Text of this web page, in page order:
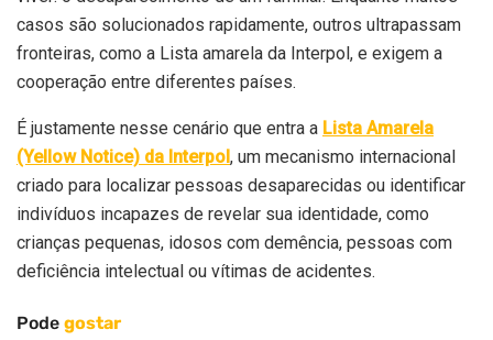
casos são solucionados rapidamente, outros ultrapassam
fronteiras, como a Lista amarela da Interpol, e exigem a
cooperação entre diferentes países.
É justamente nesse cenário que entra a Lista Amarela
(Yellow Notice) da Interpol, um mecanismo internacional
criado para localizar pessoas desaparecidas ou identificar
indivíduos incapazes de revelar sua identidade, como
crianças pequenas, idosos com demência, pessoas com
deficiência intelectual ou vítimas de acidentes.
Pode gostar